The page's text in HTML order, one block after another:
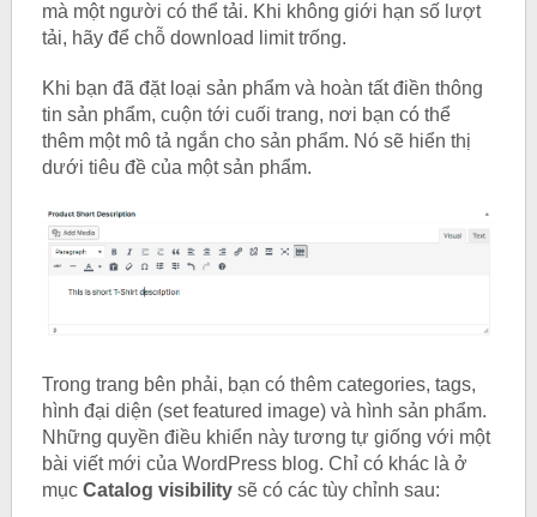
mà một người có thể tải. Khi không giới hạn số lượt
tải, hãy để chỗ download limit trống.
Khi bạn đã đặt loại sản phẩm và hoàn tất điền thông
tin sản phẩm, cuộn tới cuối trang, nơi bạn có thể
thêm một mô tả ngắn cho sản phẩm. Nó sẽ hiển thị
dưới tiêu đề của một sản phẩm.
Trong trang bên phải, bạn có thêm categories, tags,
hình đại diện (set featured image) và hình sản phẩm.
Những quyền điều khiển này tương tự giống với một
bài viết mới của WordPress blog. Chỉ có khác là ở
mục Catalog visibilitysẽ có các tùy chỉnh sau: